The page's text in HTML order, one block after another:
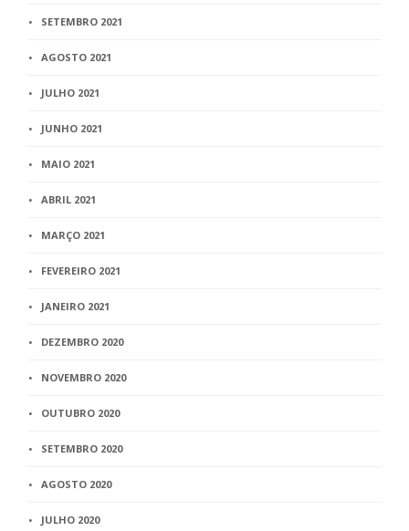
SETEMBRO 2021
AGOSTO 2021
JULHO 2021
JUNHO 2021
MAIO 2021
ABRIL 2021
MARÇO 2021
FEVEREIRO 2021
JANEIRO 2021
DEZEMBRO 2020
NOVEMBRO 2020
OUTUBRO 2020
SETEMBRO 2020
AGOSTO 2020
JULHO 2020